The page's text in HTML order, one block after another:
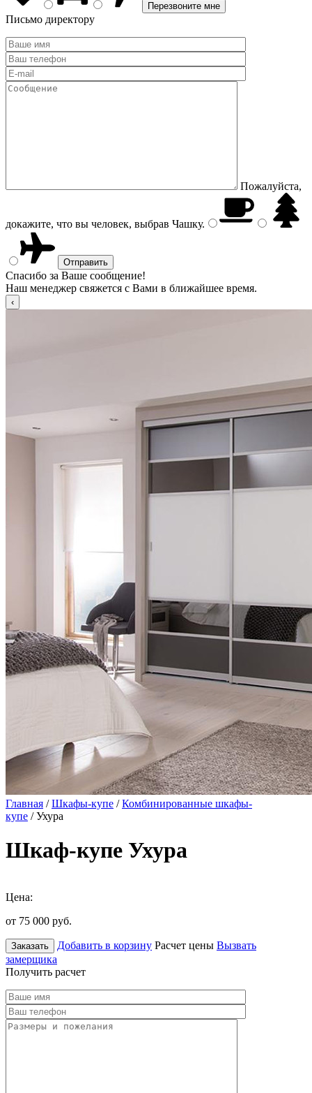
Письмо директору
Пожалуйста,
докажите, что вы человек, выбрав Чашку.
Спасибо за Ваше сообщение!
Наш менеджер свяжется с Вами в ближайшее время.
Главная /Шкафы-купе /Комбинированные шкафы-
купе / Ухура
Шкаф-купе Ухура
Цена:
от 75 000 руб.
Заказать Добавить в корзину Расчет цены Вызвать
замерщика
Получить расчет